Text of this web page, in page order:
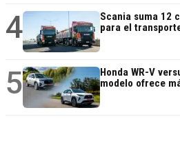
4
Scania suma 12
para el
5
Honda WR-V
modelo ofrece